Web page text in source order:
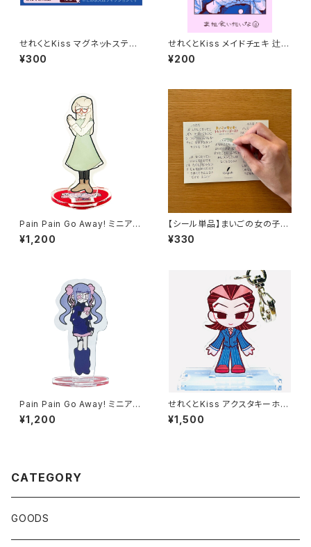
せれくとKiss マグネットステッ
カー
¥300
せれくとKiss メイドチェキ 辻琥
太郎
¥200
Pain Pain Go Away! ミニアク
リルスタンド リオさん
¥1,200
【シール単品】まいごの女の子と
トレンディ☆ゴースト ～あるい
て つくる えほん～
¥330
Pain Pain Go Away! ミニアク
リルスタンド フフカ
¥1,200
せれくとKiss アクスタキーホル
ダー 袋崎蓮
¥1,500
CATEGORY
GOODS